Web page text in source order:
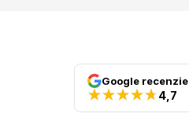
Google recenzie
4,7